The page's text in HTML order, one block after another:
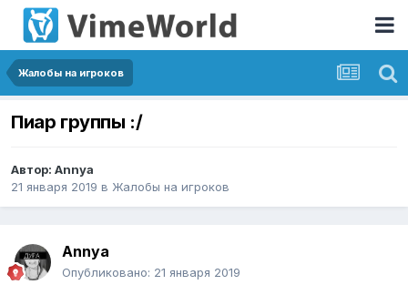
Жалобы на игроков
Пиар группы :/
Автор: Annya
21 января 2019 в Жалобы на игроков
Annya
Опубликовано: 21 января 2019